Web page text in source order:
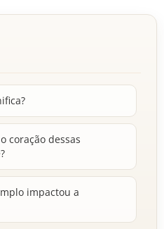
coração dessas
impactou a